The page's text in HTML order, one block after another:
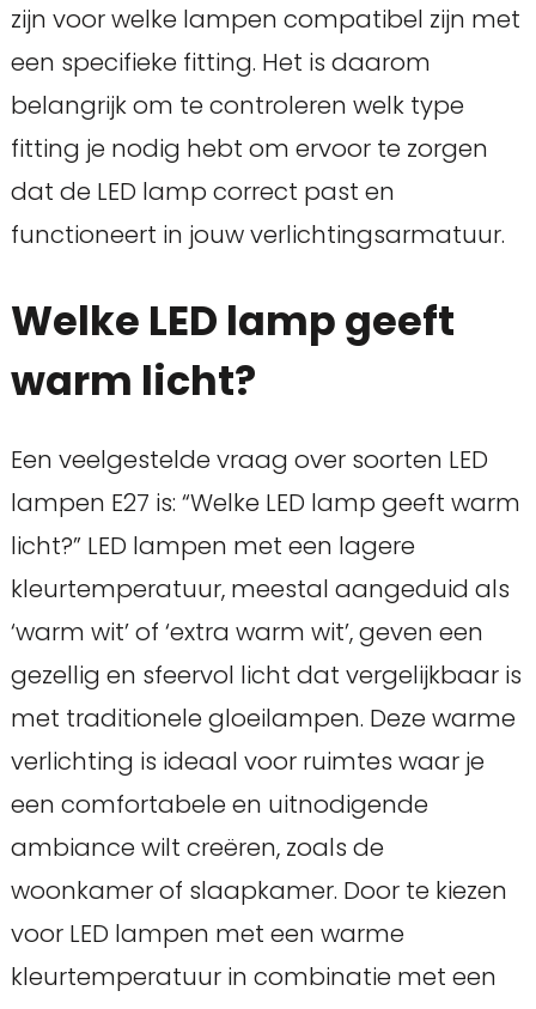
zijn voor welke lampen compatibel zijn met
een specifieke fitting. Het is daarom
belangrijk om te controleren welk type
fitting je nodig hebt om ervoor te zorgen
dat de LED lamp correct past en
functioneert in jouw verlichtingsarmatuur.
Welke LED lamp geeft
warm licht?
Een veelgestelde vraag over soorten LED
lampen E27 is: “Welke LED lamp geeft warm
licht?” LED lampen met een lagere
kleurtemperatuur, meestal aangeduid als
‘warm wit’ of ‘extra warm wit’, geven een
gezellig en sfeervol licht dat vergelijkbaar is
met traditionele gloeilampen. Deze warme
verlichting is ideaal voor ruimtes waar je
een comfortabele en uitnodigende
ambiance wilt creëren, zoals de
woonkamer of slaapkamer. Door te kiezen
voor LED lampen met een warme
kleurtemperatuur in combinatie met een